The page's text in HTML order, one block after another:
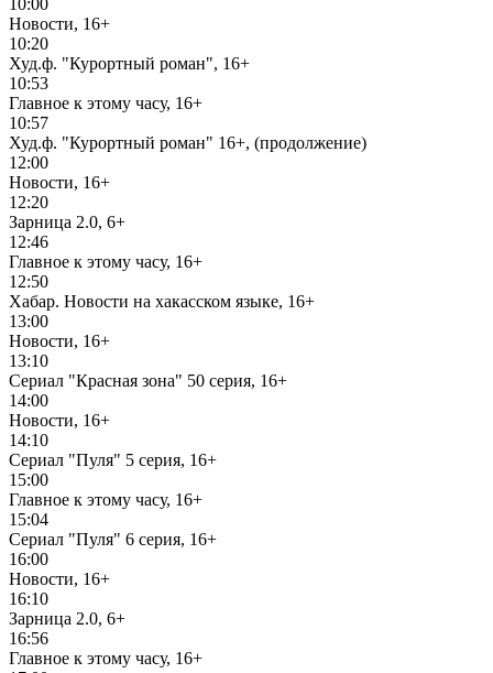
10:00
Новости, 16+
10:20
Худ.ф. "Курортный роман", 16+
10:53
Главное к этому часу, 16+
10:57
Худ.ф. "Курортный роман" 16+, (продолжение)
12:00
Новости, 16+
12:20
Зарница 2.0, 6+
12:46
Главное к этому часу, 16+
12:50
Хабар. Новости на хакасском языке, 16+
13:00
Новости, 16+
13:10
Сериал "Красная зона" 50 серия, 16+
14:00
Новости, 16+
14:10
Сериал "Пуля" 5 серия, 16+
15:00
Главное к этому часу, 16+
15:04
Сериал "Пуля" 6 серия, 16+
16:00
Новости, 16+
16:10
Зарница 2.0, 6+
16:56
Главное к этому часу, 16+